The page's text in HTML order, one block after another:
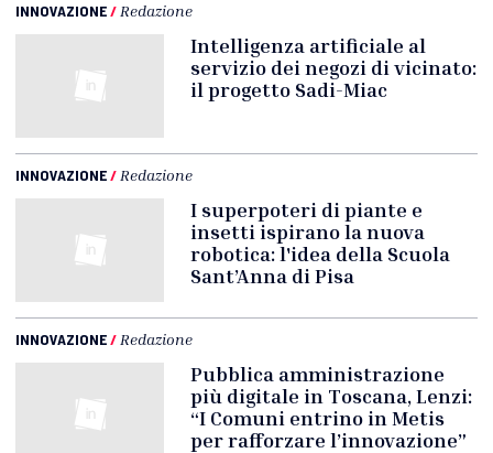
INNOVAZIONE/ Redazione
Intelligenza artificiale al
servizio dei negozi di vicinato:
il progetto Sadi-Miac
INNOVAZIONE/ Redazione
I superpoteri di piante e
insetti ispirano la nuova
robotica: l'idea della Scuola
Sant’Anna di Pisa
INNOVAZIONE/ Redazione
Pubblica amministrazione
più digitale in Toscana, Lenzi:
“I Comuni entrino in Metis
per rafforzare l’innovazione”